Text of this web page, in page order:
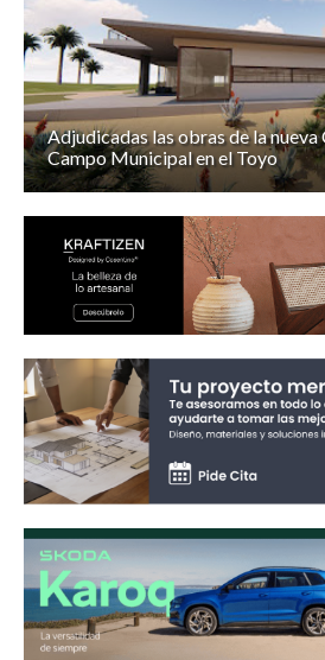
Adjudicadas las obras de la nueva
Campo Municipal en el Toyo